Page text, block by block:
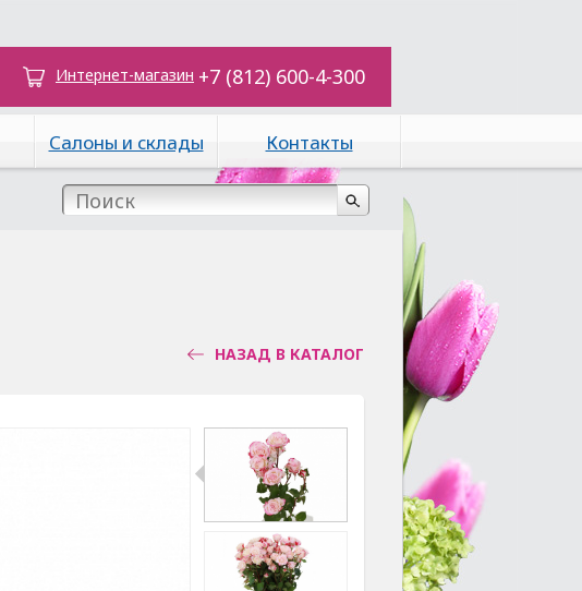
Интернет-магазин +7 (812) 600-4-300
Салоны и склады Контакты
НАЗАД В КАТАЛОГ